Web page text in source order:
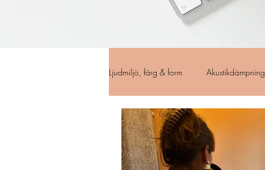
Ljudmiljö, färg & form Akustikdämpning